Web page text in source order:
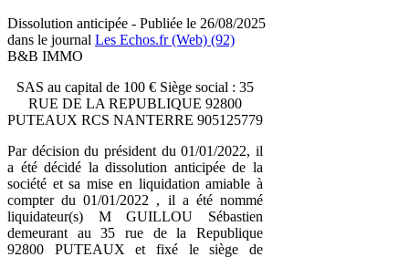
Dissolution anticipée - Publiée le 26/08/2025
dans le journal Les Echos.fr (Web) (92)
B&B IMMO
SAS au capital de 100 € Siège social : 35
RUE DE LA REPUBLIQUE 92800
PUTEAUX RCS NANTERRE 905125779
Par décision du président du 01/01/2022, il
a été décidé la dissolution anticipée de la
société et sa mise en liquidation amiable à
compter du 01/01/2022 , il a été nommé
liquidateur(s) M GUILLOU Sébastien
demeurant au 35 rue de la Republique
92800 PUTEAUX et fixé le siège de